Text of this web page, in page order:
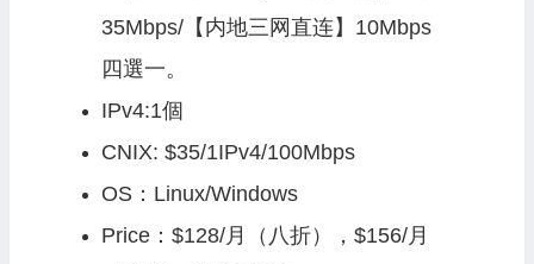
35Mbps/【内地三网直连】10Mbps
四選一。
IPv4:1個
CNIX: $35/1IPv4/100Mbps
OS：Linux/Windows
Price： $128/月（八折），$156/月